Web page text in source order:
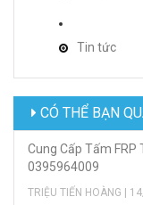
Tin tức
CÓ THỂ BẠN
Cung Cấp Tấm FRP
0395964009
TRIỆU TIẾN HOÀNG |